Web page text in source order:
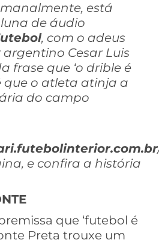
está
de áudio
, com o adeus
Cesar Luis
frase que ‘o drible é
que o atleta atinja a
do campo
e confira a história
que ‘futebol é
Preta trouxe um